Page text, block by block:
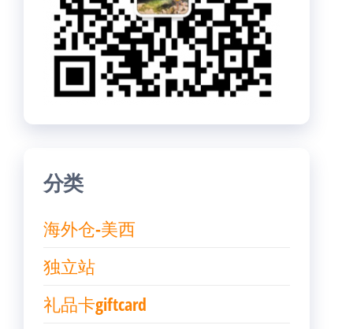
分类
海外仓-美西
独立站
礼品卡giftcard